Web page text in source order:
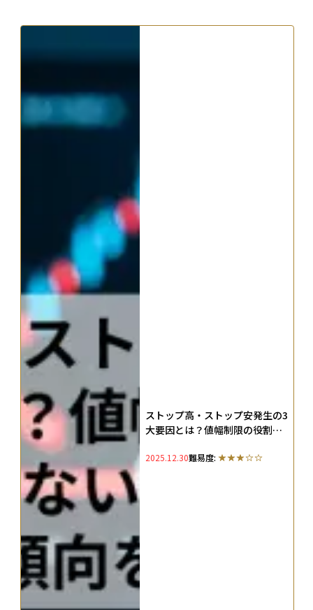
ストップ高・ストップ安発生の3
大要因とは？値幅制限の役割・
の傾向を徹底解説
2025.12.30難易度: